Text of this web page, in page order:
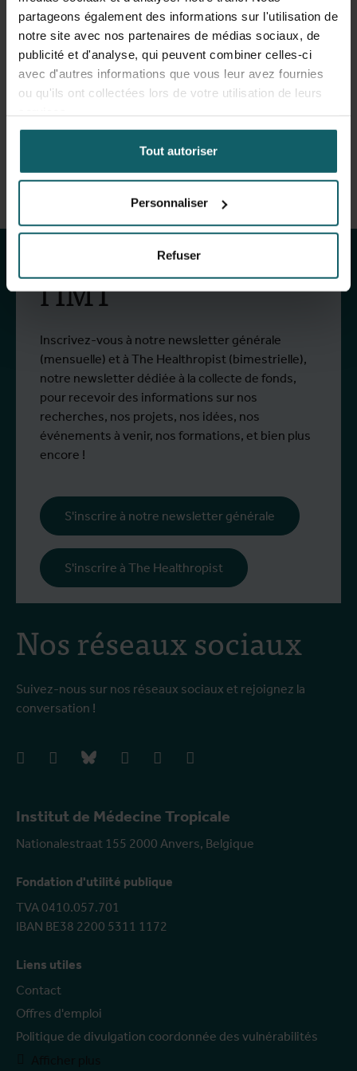
partageons également des informations sur l'utilisation de
notre site avec nos partenaires de médias sociaux, de
publicité et d'analyse, qui peuvent combiner celles-ci
avec d'autres informations que vous leur avez fournies
ou qu'ils ont collectées lors de votre utilisation de leurs
Tout autoriser
Personnaliser
Refuser
médicaux, vous devez prendre rendez-vous au
préalable.
Prendre rendez-vous
Institut de Médecine Tropicale
Nationalestraat 155 2000 Anvers, Belgique
Fondation d'utilité publique
TVA 0410.057.701
IBAN BE38 2200 5311 1172
Liens utiles
Contact
Offres d'emploi
Politique de divulgation coordonnée des vulnérabilités
Nos réseaux sociaux
Suivez-nous sur nos réseaux sociaux et rejoignez la
conversation !
facebookinstagrambluesky linkedIn youtube
Restez au courant
des activités de
l'IMT
Inscrivez-vous à notre newsletter générale
(mensuelle) et à The Healthropist (bimestrielle),
notre newsletter dédiée à la collecte de fonds,
pour recevoir des informations sur nos
recherches, nos projets, nos idées, nos
événements à venir, nos formations, et bien plus
encore !
S'inscrire à notre newsletter générale
S'inscrire à The Healthropist